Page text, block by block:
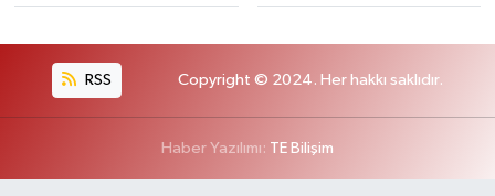
RSS Copyright © 2024. Her hakkı saklıdır.
Haber Yazılımı: TE Bilişim